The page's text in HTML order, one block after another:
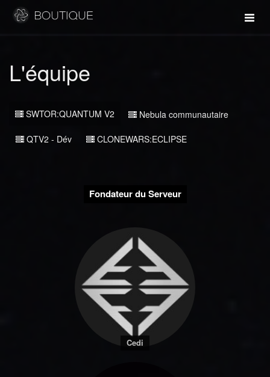
L'équipe
SWTOR:QUANTUM V2 Nebula communautaire
QTV2 - Dév CLONEWARS:ECLIPSE
Fondateur du Serveur
Cedi